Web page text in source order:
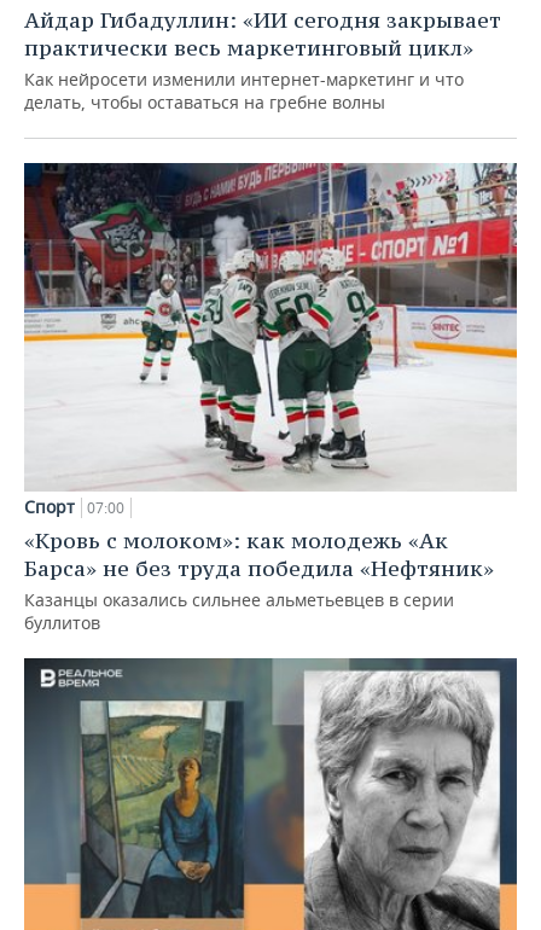
Айдар Гибадуллин: «ИИ сегодня закрывает
практически весь маркетинговый цикл»
Как нейросети изменили интернет-маркетинг и что
делать, чтобы оставаться на гребне волны
Спорт 07:00
«Кровь с молоком»: как молодежь «Ак
Барса» не без труда победила «Нефтяник»
Казанцы оказались сильнее альметьевцев в серии
буллитов